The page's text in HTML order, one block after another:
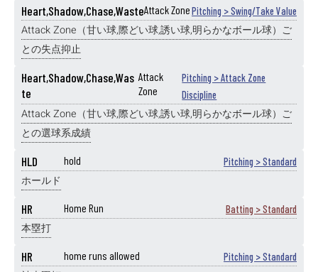
Heart,Shadow,Chase,WasteAttack ZonePitching > Swing/Take Value
Attack Zone（甘い球,際どい球,誘い球,明らかなボール球）ご
との失点抑止
Heart,Shadow,Chase,Was
te
Attack
Zone
Pitching > Attack Zone
Discipline
Attack Zone（甘い球,際どい球,誘い球,明らかなボール球）ご
との選球系成績
HLD hold Pitching > Standard
ホールド
HR Home Run Batting > Standard
本塁打
HR home runs allowed Pitching > Standard